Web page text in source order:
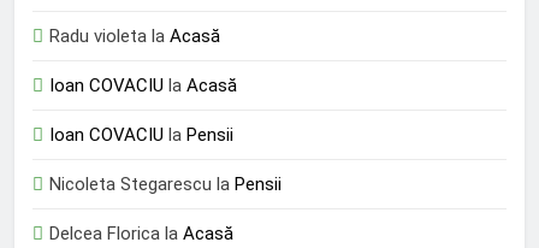
Radu violeta la Acasă
Ioan COVACIU la Acasă
Ioan COVACIU la Pensii
Nicoleta Stegarescu la Pensii
Delcea Florica la Acasă